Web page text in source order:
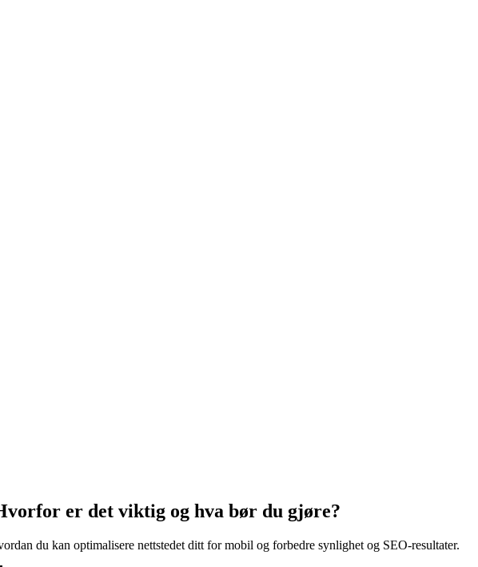
er det viktig og hva bør du gjøre?
du kan optimalisere nettstedet ditt for mobil og forbedre synlighet og SEO-resultater.